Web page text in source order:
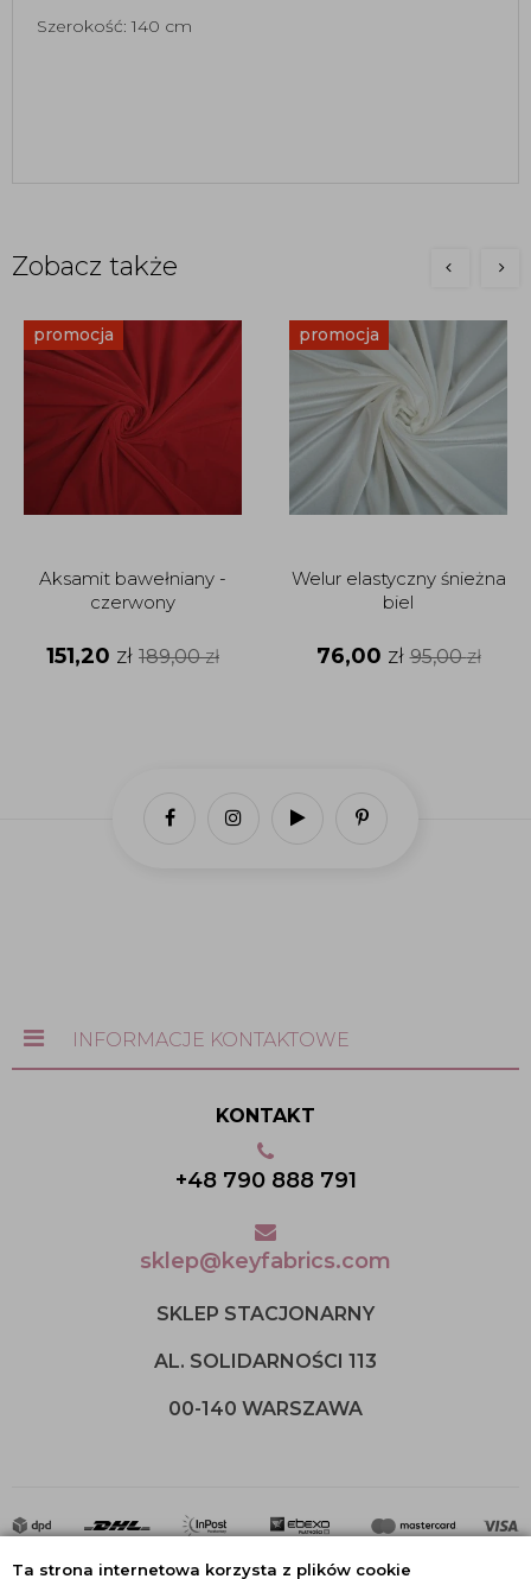
Ta strona internetowa korzysta z plików cookie
Szerokość: 140 cm
Zobacz także
promocja
Aksamit bawełniany -
czerwony
151,20 zł 189,00zł
promocja
Welur elastyczny śnieżna
biel
76,00 zł 95,00zł
INFORMACJE KONTAKTOWE
KONTAKT
+48 790 888 791
sklep@keyfabrics.com
SKLEP STACJONARNY
AL. SOLIDARNOŚCI 113
00-140 WARSZAWA